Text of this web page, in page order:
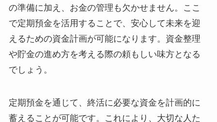
の準備に加え、お金の管理も欠かせません。ここ
で定期預金を活用することで、安心して未来を迎
えるための資金計画が可能になります。資金整理
や貯金の進め方を考える際の頼もしい味方となる
でしょう。
定期預金を通じて、終活に必要な資金を計画的に
蓄えることが可能です。これにより、大切な人た